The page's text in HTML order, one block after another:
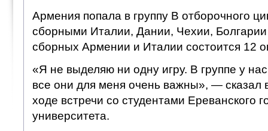
Армения попала в группу B отборочного
сборными Италии, Дании, Чехии,
сборных Армении и Италии состоится 12
«Я не выделяю ни одну игру. В группе у
все они для меня очень важны», — сказал
ходе встречи со студентами Ереванского
университета.